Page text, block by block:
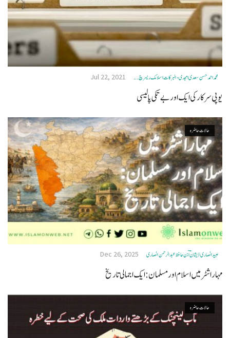
محمد احمد حسن سعدی امجدی - البرکات اسلامک ریسرچ ... Jul 22, 2021
یوپی سرکار کی ایک اور بے تکی پالیسی
حالات حاضرہ
عبید انصاری ذیشانؔ ؔابن حافظ عبدالرحمن انصاری Dec 26, 2025
مہاراشٹر میں اسلام اور مسلمان: ایک اجمالی تاریخ
حالات حاضرہ